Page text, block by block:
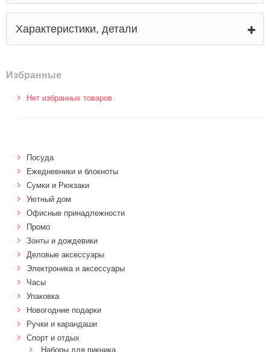
Характеристики, детали
Избранные
Нет избранных товаров
Посуда
Ежедневники и блокноты
Сумки и Рюкзаки
Уютный дом
Офисные принадлежности
Промо
Зонты и дождевики
Деловые аксессуары
Электроника и аксессуары
Часы
Упаковка
Новогодние подарки
Ручки и карандаши
Спорт и отдых
Наборы для пикника